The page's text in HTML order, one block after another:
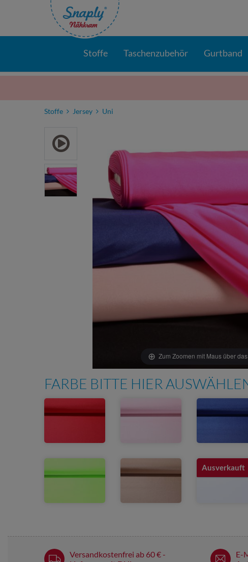
Stoffe Taschenzubehör Gurtband
Stoffe Jersey Uni
Zum Zoomen mit Maus über
FARBE BITTE HIER
Ausverkauft
Versandkostenfrei ab 60 € -
E-